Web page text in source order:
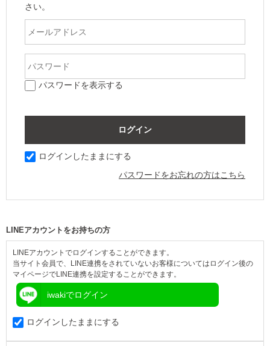
さい。
パスワードを表示する
ログインしたままにする
パスワードをお忘れの方はこちら
LINEアカウントをお持ちの方
LINEアカウントでログインすることができます。
当サイト会員で、LINE連携をされていないお客様についてはログイン後の
マイページでLINE連携を設定することができます。
iwakiでログイン
ログインしたままにする